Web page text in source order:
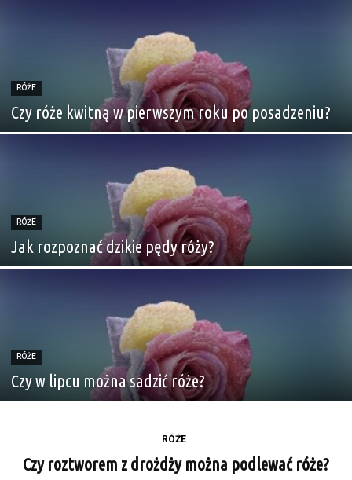
RÓŻE
Czy róże kwitną w pierwszym roku po posadzeniu?
RÓŻE
Jak rozpoznać dzikie pędy róży?
RÓŻE
Czy w lipcu można sadzić róże?
RÓŻE
Czy roztworem z drożdży można podlewać róże?